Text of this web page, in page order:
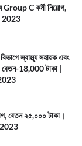
Group C কর্মী নিয়োগ,
2023
স্বাস্থ্য সহায়ক এবং
বেতন-18,000 টাকা |
বেতন ২৫,০০০ টাকা।